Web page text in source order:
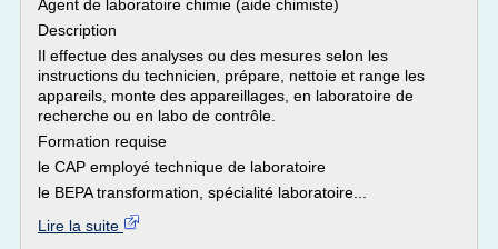
Agent de laboratoire chimie (aide chimiste)
Description
Il effectue des analyses ou des mesures selon les
instructions du technicien, prépare, nettoie et range les
appareils, monte des appareillages, en laboratoire de
recherche ou en labo de contrôle.
Formation requise
le CAP employé technique de laboratoire
le BEPA transformation, spécialité laboratoire...
Lire la suite